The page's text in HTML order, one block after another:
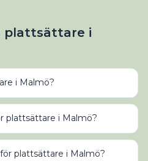
plattsättare i
i Malmö?
plattsättare i Malmö?
plattsättare i Malmö?